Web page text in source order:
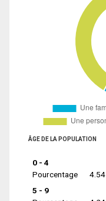
ÂGE DE LA POPULATION
0 - 4
Pourcentage
4.54
5 - 9